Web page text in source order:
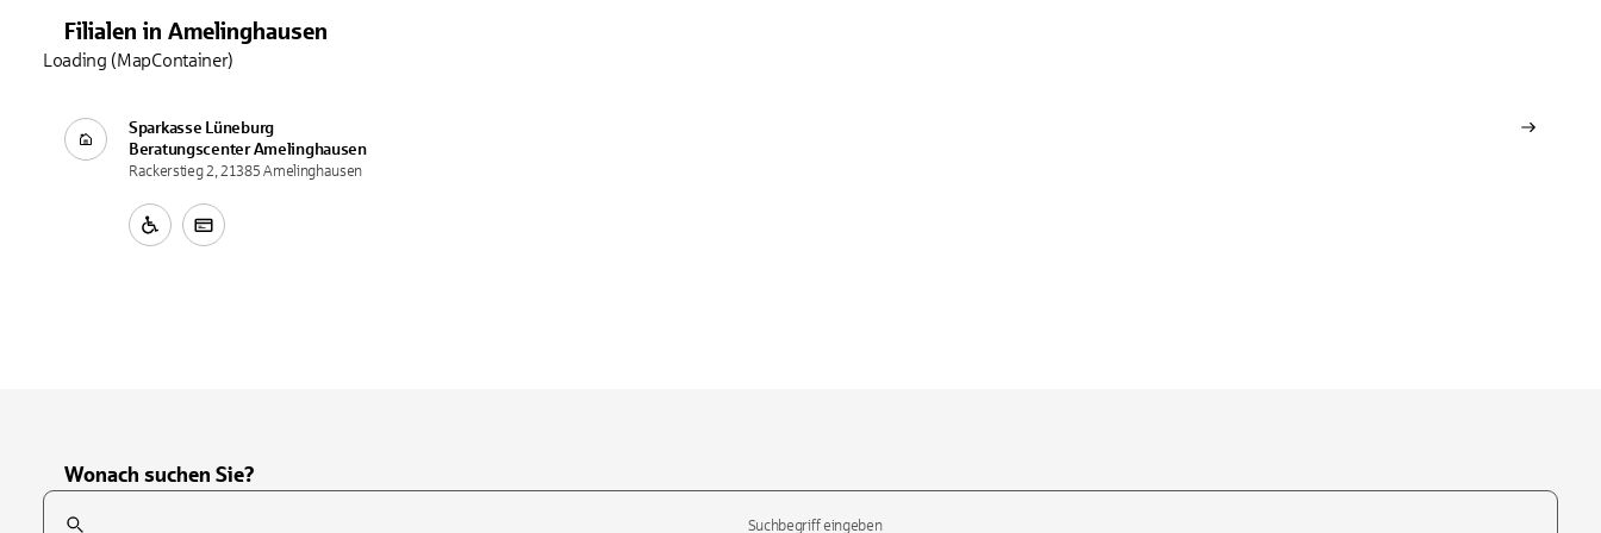
Filialen in Amelinghausen
Sparkasse Lüneburg
Beratungscenter Amelinghausen
Rackerstieg 2, 21385 Amelinghausen
Loading (MapContainer)
Wonach suchen Sie?
Suchfeld